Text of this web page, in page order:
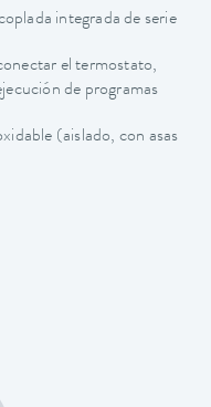
integrada de serie
el termostato,
de programas
(aislado, con asas